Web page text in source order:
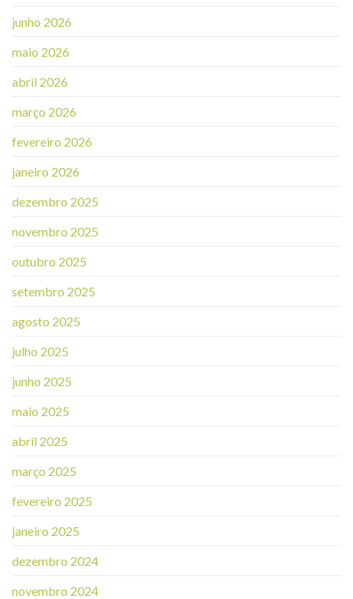
junho 2026
maio 2026
abril 2026
março 2026
fevereiro 2026
janeiro 2026
dezembro 2025
novembro 2025
outubro 2025
setembro 2025
agosto 2025
julho 2025
junho 2025
maio 2025
abril 2025
março 2025
fevereiro 2025
janeiro 2025
dezembro 2024
novembro 2024